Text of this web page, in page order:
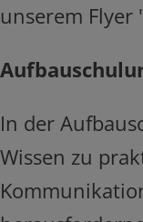
unserem Flyer
In der
Wissen zu